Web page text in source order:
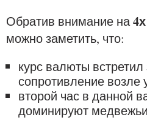
Обратив внимание на
можно заметить, что:
курс валюты встретил
сопротивление возле
второй час в данной
доминируют